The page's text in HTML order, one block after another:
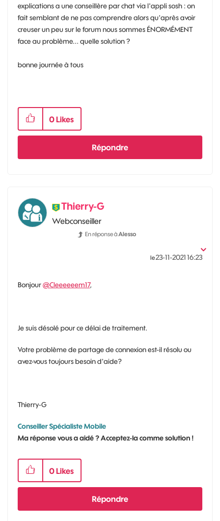
explications a une conseillère par chat via l'appli sosh : on
fait semblant de ne pas comprendre alors qu'après avoir
creuser un peu sur le forum nous sommes ÉNORMÉMENT
face au problème... quelle solution ?
bonne journée à tous
0 Likes
Répondre
Thierry-G
Webconseiller
En réponse àAlesso
le‎23-11-202116:23
Bonjour@Cleeeeeem17,
Je suis désolé pour ce délai de traitement.
Votre problème de partage de connexion est-il résolu ou
avez-vous toujours besoin d'aide?
Thierry-G
Conseiller Spécialiste Mobile
Ma réponse vous a aidé ? Acceptez-la comme solution !
0 Likes
Répondre